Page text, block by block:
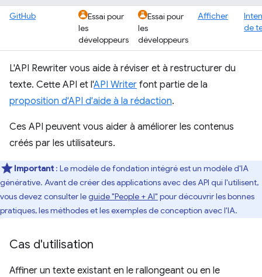
GitHub
Essai pour
les
développeurs
Essai pour
les
développeurs
Afficher
de
L'API Rewriter vous aide à réviser et à restructurer du
texte. Cette API et l'API Writer font partie de la
proposition d'API d'aide à la rédaction.
Ces API peuvent vous aider à améliorer les contenus
créés par les utilisateurs.
Important : Le modèle de fondation intégré est un modèle d'IA
générative. Avant de créer des applications avec des API qui l'utilisent,
vous devez consulter leguide "People + AI" pour découvrir les bonnes
pratiques, les méthodes et les exemples de conception avec l'IA.
Cas d'utilisation
Affiner un texte existant en le rallongeant ou en le